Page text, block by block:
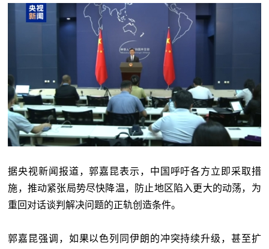
据央视新闻报道，郭嘉昆表示，中国呼吁各方立即采取措
施，推动紧张局势尽快降温，防止地区陷入更大的动荡，为
重回对话谈判解决问题的正轨创造条件。
郭嘉昆强调，如果以色列同伊朗的冲突持续升级，甚至扩